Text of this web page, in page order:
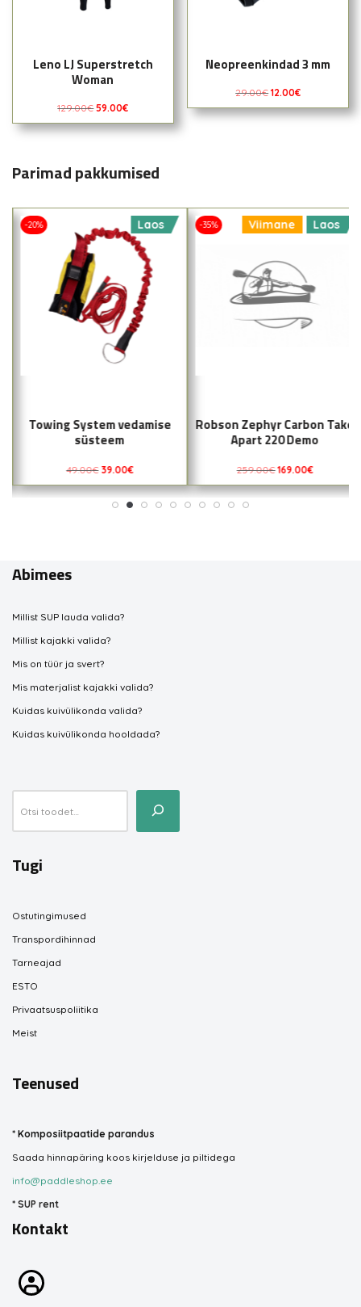
Leno LJ Superstretch
Woman
129.00€ 59.00€
Neopreenkindad 3 mm
29.00€ 12.00€
Parimad pakkumised
-20% Laos
Towing System vedamise
süsteem
49.00€ 39.00€
-35% Viimane Laos
Robson Zephyr Carbon Take
Apart 220 Demo
259.00€ 169.00€
Abimees
Millist SUP lauda valida?
Millist kajakki valida?
Mis on tüür ja svert?
Mis materjalist kajakki valida?
Kuidas kuivülikonda valida?
Kuidas kuivülikonda hooldada?
Tugi
Ostutingimused
Transpordihinnad
Tarneajad
ESTO
Privaatsuspoliitika
Meist
Teenused
* Komposiitpaatide parandus
Saada hinnapäring koos kirjelduse ja piltidega
info@paddleshop.ee
* SUP rent
Kontakt